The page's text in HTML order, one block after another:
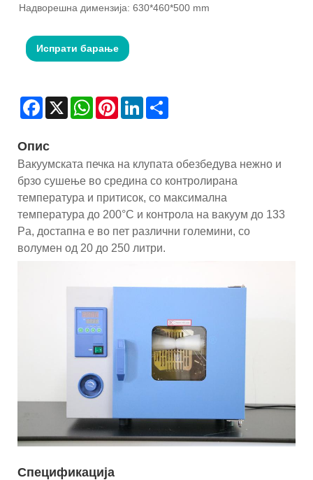
Надворешна димензија: 630*460*500 mm
Испрати барање
Facebook
X WhatsAppPinterestLinkedIn
Опис
Вакуумската печка на клупата обезбедува нежно и
брзо сушење во средина со контролирана
температура и притисок, со максимална
температура до 200°C и контрола на вакуум до 133
Pa, достапна е во пет различни големини, со
волумен од 20 до 250 литри.
Спецификација